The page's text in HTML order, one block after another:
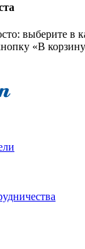
выберите в
«В